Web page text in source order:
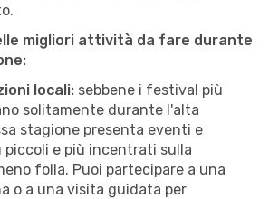
migliori attività da fare durante
locali: sebbene i festival più
solitamente durante l'alta
stagione presenta eventi e
piccoli e più incentrati sulla
folla. Puoi partecipare a una
o a una visita guidata per